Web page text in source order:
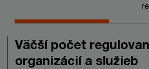
Väčší počet
organizácií a služieb